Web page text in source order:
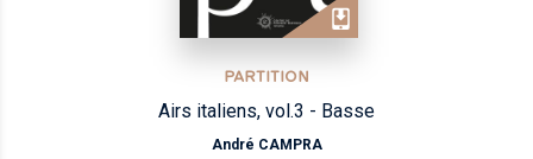
PARTITION
Airs italiens, vol.3 - Basse
André CAMPRA